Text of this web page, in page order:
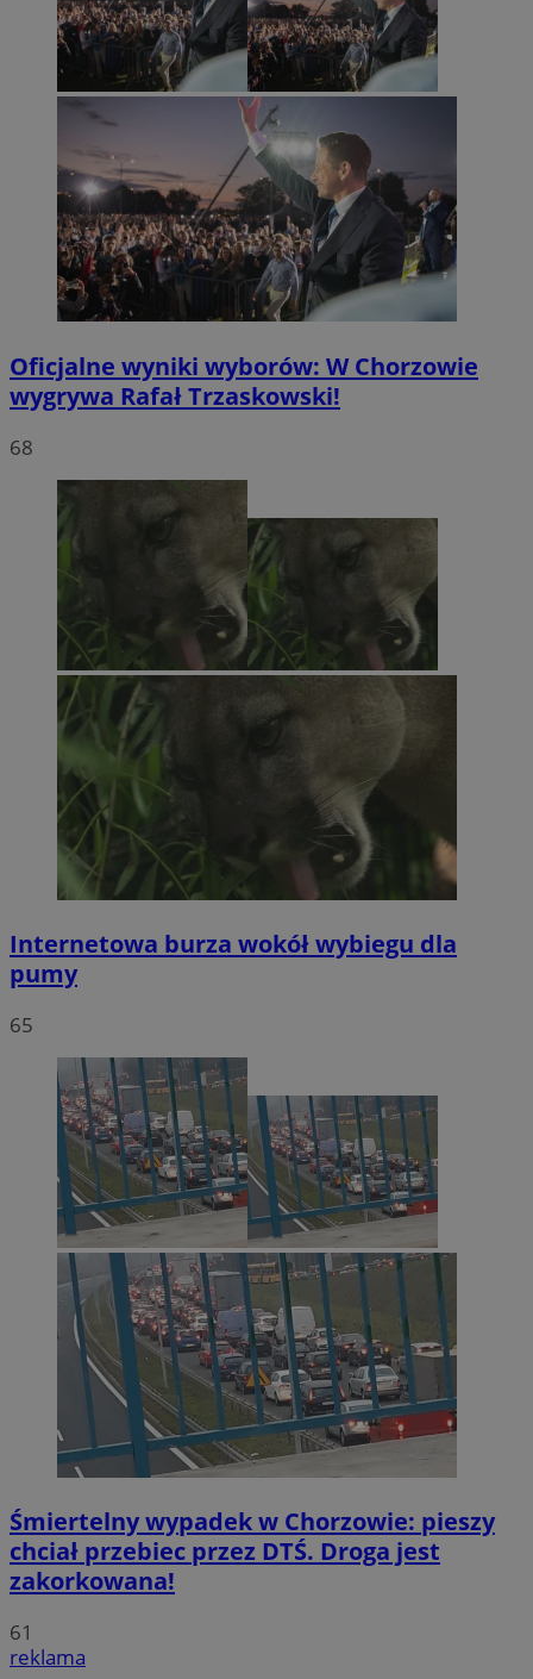
Oficjalne wyniki wyborów: W Chorzowie
wygrywa Rafał Trzaskowski!
68
Internetowa burza wokół wybiegu dla
pumy
65
Śmiertelny wypadek w Chorzowie: pieszy
chciał przebiec przez DTŚ. Droga jest
zakorkowana!
61
reklama